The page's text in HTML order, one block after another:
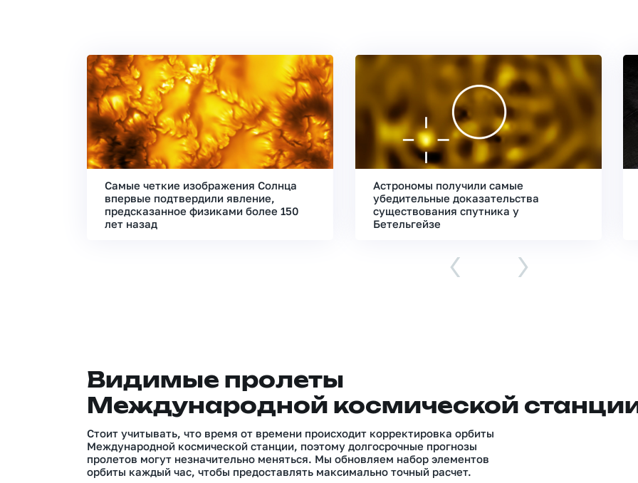
Самые четкие изображения Солнца
впервые подтвердили явление,
предсказанное физиками более 150
лет назад
Астрономы получили самые
убедительные доказательства
существования спутника у
Бетельгейзе
‹ ›
Видимые пролеты
Международной космической
Стоит учитывать, что время от времени происходит корректировка орбиты
Международной космической станции, поэтому долгосрочные прогнозы
пролетов могут незначительно меняться. Мы обновляем набор элементов
орбиты каждый час, чтобы предоставлять максимально точный расчет.